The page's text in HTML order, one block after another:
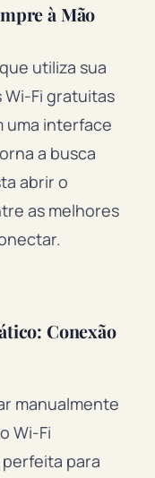
à Mão
utiliza sua
Fi gratuitas
uma interface
a busca
abrir o
as melhores
Conexão
manualmente
Wi-Fi
para